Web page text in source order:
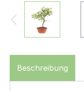
Beschreibung